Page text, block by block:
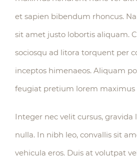
et sapien bibendum rhoncus.
sit amet justo lobortis aliquam.
sociosqu ad litora torquent per
inceptos himenaeos. Aliquam
feugiat pretium lorem maximus
Integer nec velit cursus, gravida
nulla. In nibh leo, convallis sit
vehicula eros. Duis at volutpat